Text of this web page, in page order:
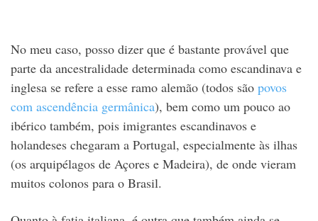
No meu caso, posso dizer que é bastante provável que
parte da ancestralidade determinada como escandinava e
inglesa se refere a esse ramo alemão (todos são povos
com ascendência germânica), bem como um pouco ao
ibérico também, pois imigrantes escandinavos e
holandeses chegaram a Portugal, especialmente às ilhas
(os arquipélagos de Açores e Madeira), de onde vieram
muitos colonos para o Brasil.